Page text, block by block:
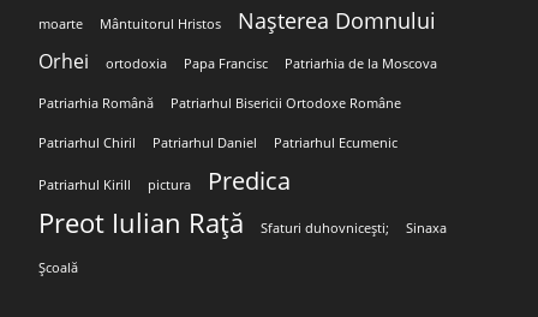
moarte Mântuitorul Hristos Nașterea Domnului
Orhei ortodoxia Papa Francisc Patriarhia de la Moscova
Patriarhia Română Patriarhul Bisericii Ortodoxe Române
Patriarhul Chiril Patriarhul Daniel Patriarhul Ecumenic
Patriarhul Kirill pictura Predica
Preot Iulian Rață Sfaturi duhovnicești; Sinaxa
Școală